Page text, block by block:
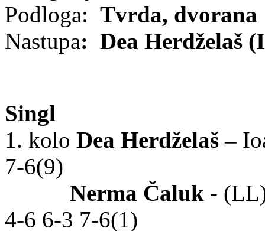
Podloga: Tvrda, dvorana
Nastupa: Dea Herdželaš
Singl
1. kolo Dea Herdželaš–
7-6(9)
Nerma Čaluk -
4-6 6-3 7-6(1)